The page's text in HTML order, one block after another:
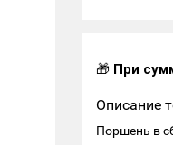
🎁 При
Описание
Поршень в